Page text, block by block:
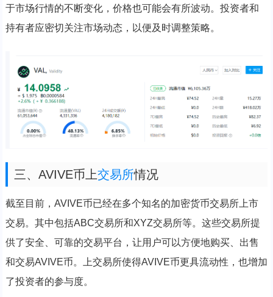
于市场行情的不断变化，价格也可能会有所波动。投资者和
持有者应密切关注市场动态，以便及时调整策略。
三、AVIVE币上交易所情况
截至目前，AVIVE币已经在多个知名的加密货币交易所上市
交易。其中包括ABC交易所和XYZ交易所等。这些交易所提
供了安全、可靠的交易平台，让用户可以方便地购买、出售
和交易AVIVE币。上交易所使得AVIVE币更具流动性，也增加
了投资者的参与度。